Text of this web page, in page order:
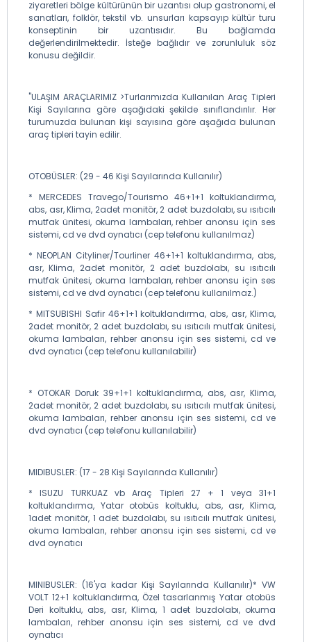
ziyaretleri bölge kültürünün bir uzantısı olup gastronomi, el
sanatları, folklör, tekstil vb. unsurları kapsayıp kültür turu
konseptinin bir uzantısıdır. Bu bağlamda
değerlendirilmektedir. İsteğe bağlıdır ve zorunluluk söz
konusu değildir.
"ULAŞIM ARAÇLARIMIZ >Turlarımızda Kullanılan Araç Tipleri
Kişi Sayılarına göre aşağıdaki şekilde sınıflandırılır. Her
turumuzda bulunan kişi sayısına göre aşağıda bulunan
araç tipleri tayin edilir.
OTOBÜSLER: (29 - 46 Kişi Sayılarında Kullanılır)
* MERCEDES Travego/Tourismo 46+1+1 koltuklandırma,
abs, asr, Klima, 2adet monitör, 2 adet buzdolabı, su ısıtıcılı
mutfak ünitesi, okuma lambaları, rehber anonsu için ses
sistemi, cd ve dvd oynatıcı (cep telefonu kullanılmaz)
* NEOPLAN Cityliner/Tourliner 46+1+1 koltuklandırma, abs,
asr, Klima, 2adet monitör, 2 adet buzdolabı, su ısıtıcılı
mutfak ünitesi, okuma lambaları, rehber anonsu için ses
sistemi, cd ve dvd oynatıcı (cep telefonu kullanılmaz.)
* MITSUBISHI Safir 46+1+1 koltuklandırma, abs, asr, Klima,
2adet monitör, 2 adet buzdolabı, su ısıtıcılı mutfak ünitesi,
okuma lambaları, rehber anonsu için ses sistemi, cd ve
dvd oynatıcı (cep telefonu kullanılabilir)
* OTOKAR Doruk 39+1+1 koltuklandırma, abs, asr, Klima,
2adet monitör, 2 adet buzdolabı, su ısıtıcılı mutfak ünitesi,
okuma lambaları, rehber anonsu için ses sistemi, cd ve
dvd oynatıcı (cep telefonu kullanılabilir)
MIDIBUSLER: (17 - 28 Kişi Sayılarında Kullanılır)
* ISUZU TURKUAZ vb Araç Tipleri 27 + 1 veya 31+1
koltuklandırma, Yatar otobüs koltuklu, abs, asr, Klima,
1adet monitör, 1 adet buzdolabı, su ısıtıcılı mutfak ünitesi,
okuma lambaları, rehber anonsu için ses sistemi, cd ve
dvd oynatıcı
MINIBUSLER: (16'ya kadar Kişi Sayılarında Kullanılır)* VW
VOLT 12+1 koltuklandırma, Özel tasarlanmış Yatar otobüs
Deri koltuklu, abs, asr, Klima, 1 adet buzdolabı, okuma
lambaları, rehber anonsu için ses sistemi, cd ve dvd
oynatıcı